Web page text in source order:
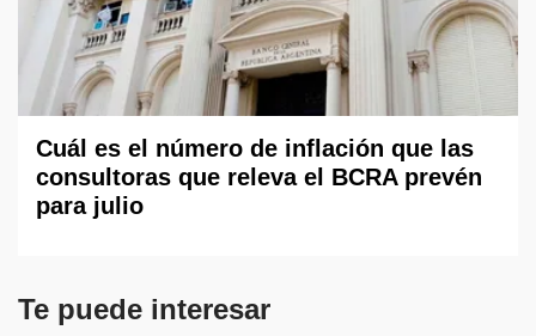
Cuál es el número de inflación que las
consultoras que releva el BCRA prevén
para julio
Te puede interesar